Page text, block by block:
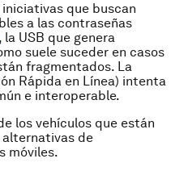
que buscan
a las contraseñas
la USB que genera
suele suceder en casos
fragmentados. La
Rápida en Línea) intenta
e interoperable.
los vehículos que están
alternativas de
móviles.